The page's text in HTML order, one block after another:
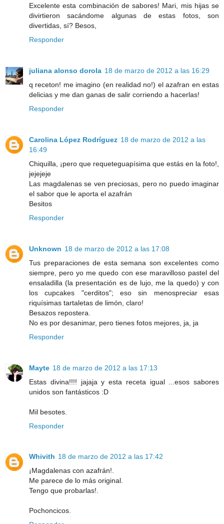
Excelente esta combinación de sabores! Mari, mis hijas se
divirtieron sacándome algunas de estas fotos, son
divertidas, sí? Besos,
Responder
juliana alonso dorola 18 de marzo de 2012 a las 16:29
q receton! me imagino (en realidad no!) el azafran en estas
delicias y me dan ganas de salir corriendo a hacerlas!
Responder
Carolina López Rodríguez 18 de marzo de 2012 a las
16:49
Chiquilla, ¡pero que requeteguapísima que estás en la foto!,
jejejeje
Las magdalenas se ven preciosas, pero no puedo imaginar
el sabor que le aporta el azafrán
Besitos
Responder
Unknown 18 de marzo de 2012 a las 17:08
Tus preparaciones de esta semana son excelentes como
siempre, pero yo me quedo con ese maravilloso pastel del
ensaladilla (la presentación es de lujo, me la quedo) y con
los cupcakes "cerditos"; eso sin menospreciar esas
riquísimas tartaletas de limón, claro!
Besazos repostera.
No es por desanimar, pero tienes fotos mejores, ja, ja
Responder
Mayte 18 de marzo de 2012 a las 17:13
Estas divina!!!! jajaja y esta receta igual ...esos sabores
unidos son fantásticos :D
Mil besotes.
Responder
Whivith 18 de marzo de 2012 a las 17:42
¡Magdalenas con azafrán!.
Me parece de lo más original.
Tengo que probarlas!.
Pochoncicos.